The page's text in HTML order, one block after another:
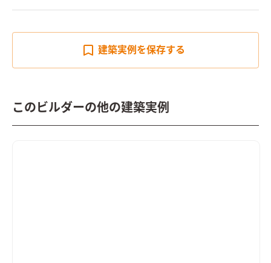
建築実例を保存する
このビルダーの他の建築実例